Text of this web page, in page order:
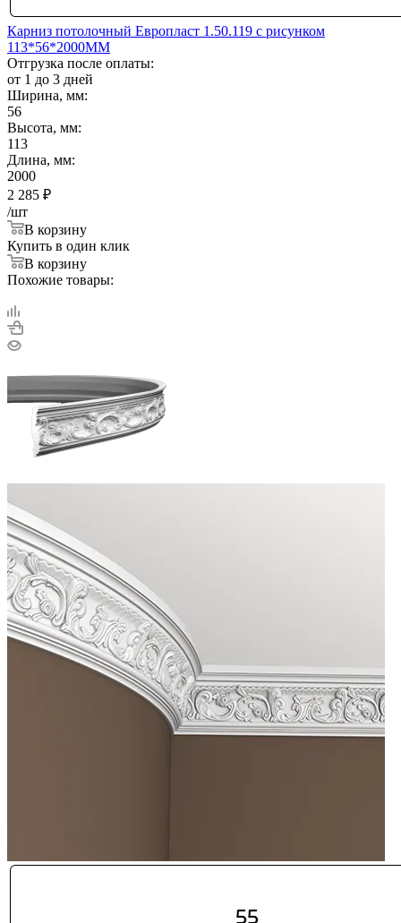
Карниз потолочный Европласт 1.50.119 с рисунком
113*56*2000ММ
Отгрузка после оплаты:
от 1 до 3 дней
Ширина, мм:
56
Высота, мм:
113
Длина, мм:
2000
2 285 ₽
/шт
В корзину
Купить в один клик
В корзину
Похожие товары: